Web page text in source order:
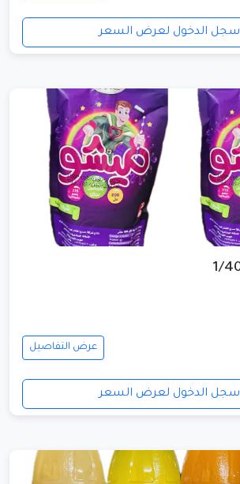
سجل الدخول لعرض السعر
عرض التفاصيل
سجل الدخول لعرض السعر